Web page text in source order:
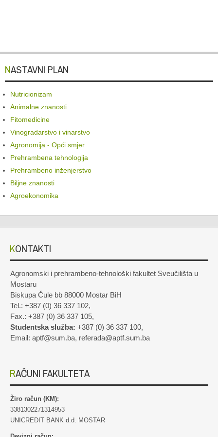
NASTAVNI PLAN
Nutricionizam
Animalne znanosti
Fitomedicine
Vinogradarstvo i vinarstvo
Agronomija - Opći smjer
Prehrambena tehnologija
Prehrambeno inženjerstvo
Biljne znanosti
Agroekonomika
KONTAKTI
Agronomski i prehrambeno-tehnološki fakultet Sveučilišta u
Mostaru
Biskupa Čule bb 88000 Mostar BiH
Tel.: +387 (0) 36 337 102,
Fax.: +387 (0) 36 337 105,
Studentska služba: +387 (0) 36 337 100,
Email: aptf@sum.ba, referada@aptf.sum.ba
RAČUNI FAKULTETA
Žiro račun (KM):
3381302271314953
UNICREDIT BANK d.d. MOSTAR